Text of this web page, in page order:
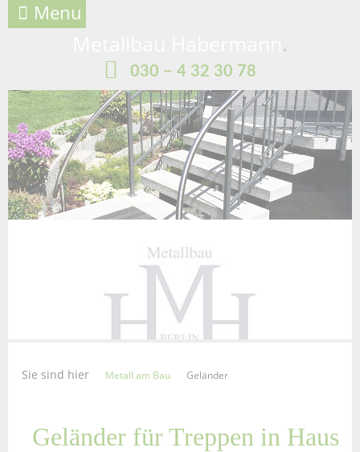
Menu
.
030 − 4 32 30 78
Sie sind hier Metall am Bau Geländer
Geländer für Treppen in Haus